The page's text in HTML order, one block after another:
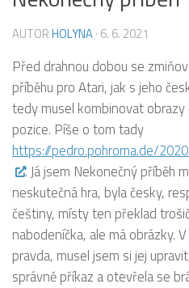
AUTORHOLYNA· 6. 6. 2021
Před drahnou dobou se
příběhu pro Atari, jak s jeho
tedy musel kombinovat
pozice. Píše o tom tady
https://pedro.pohroma.de/
. Já jsem Nekonečný příběh
neskutečná hra, byla česky,
češtiny, místy ten překlad
nabodeníčka, ale má obrázky.
pravda, musel jsem si jej
správně příkaz a otevřela se